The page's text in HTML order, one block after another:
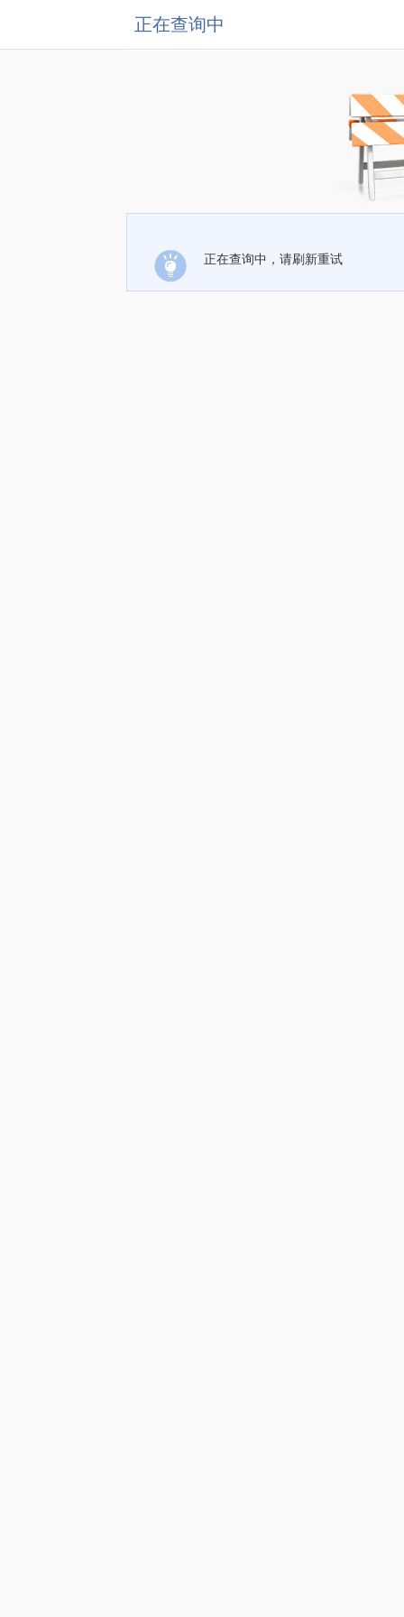
正在查询中
正在查询中，请刷新重试